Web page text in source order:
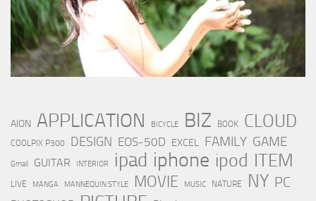
AION APPLICATION BICYCLE BIZ BOOK CLOUD
COOLPIX P300 DESIGN EOS-50D EXCEL FAMILY GAME
Gmail GUITAR INTERIOR ipad iphone ipod ITEM
LIVE MANGA MANNEQUIN STYLE MOVIE MUSIC NATURE NY PC